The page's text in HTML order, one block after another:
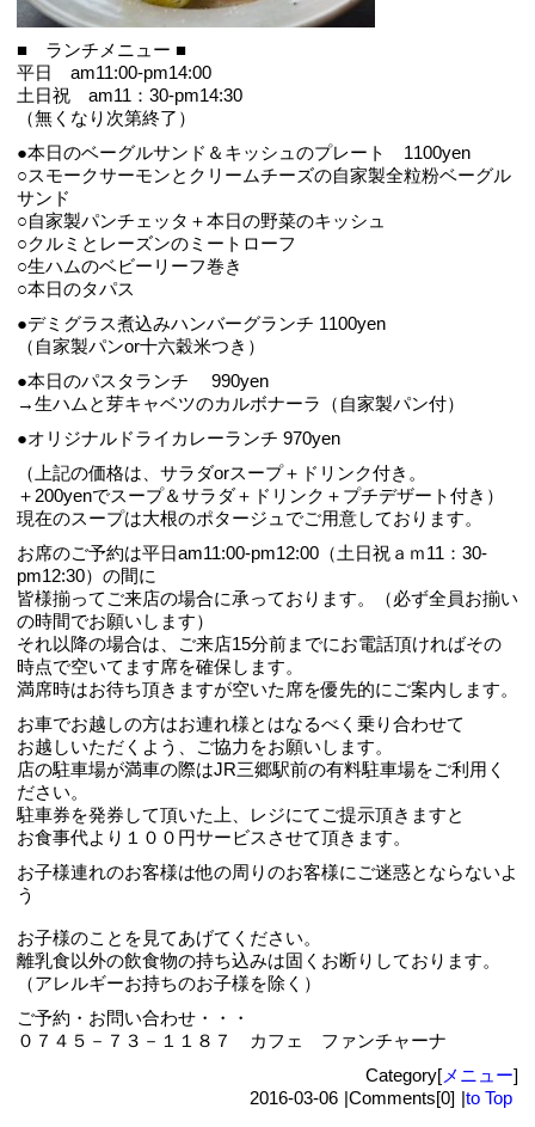
■ ランチメニュー ■
平日 am11:00-pm14:00
土日祝 am11：30-pm14:30
（無くなり次第終了）
●本日のベーグルサンド＆キッシュのプレート 1100yen
○スモークサーモンとクリームチーズの自家製全粒粉ベーグル
サンド
○自家製パンチェッタ＋本日の野菜のキッシュ
○クルミとレーズンのミートローフ
○生ハムのベビーリーフ巻き
○本日のタパス
●デミグラス煮込みハンバーグランチ 1100yen
（自家製パンor十六穀米つき）
●本日のパスタランチ 990yen
→生ハムと芽キャベツのカルボナーラ（自家製パン付）
●オリジナルドライカレーランチ 970yen
（上記の価格は、サラダorスープ＋ドリンク付き。
＋200yenでスープ＆サラダ＋ドリンク＋プチデザート付き）
現在のスープは大根のポタージュでご用意しております。
お席のご予約は平日am11:00-pm12:00（土日祝ａｍ11：30‐
pm12:30）の間に
皆様揃ってご来店の場合に承っております。（必ず全員お揃い
の時間でお願いします）
それ以降の場合は、ご来店15分前までにお電話頂ければその
時点で空いてます席を確保します。
満席時はお待ち頂きますが空いた席を優先的にご案内します。
お車でお越しの方はお連れ様とはなるべく乗り合わせて
お越しいただくよう、ご協力をお願いします。
店の駐車場が満車の際はJR三郷駅前の有料駐車場をご利用く
ださい。
駐車券を発券して頂いた上、レジにてご提示頂きますと
お食事代より１００円サービスさせて頂きます。
お子様連れのお客様は他の周りのお客様にご迷惑とならないよ
う
お子様のことを見てあげてください。
離乳食以外の飲食物の持ち込みは固くお断りしております。
（アレルギーお持ちのお子様を除く）
ご予約・お問い合わせ・・・
０７４５－７３－１１８７ カフェ ファンチャーナ
Category[ メニュー]
2016-03-06 |Comments[0] |to Top